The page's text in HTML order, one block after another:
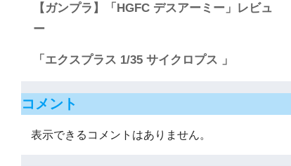
【ガンプラ】「HGFC デスアーミー」レビュ
ー
「エクスプラス 1/35 サイクロプス 」
コメント
表示できるコメントはありません。